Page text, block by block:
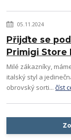
05.11.2024
Přijďte se
Primigi Store
Milé zákazníky,
italský styl a
obrovský sorti...číst